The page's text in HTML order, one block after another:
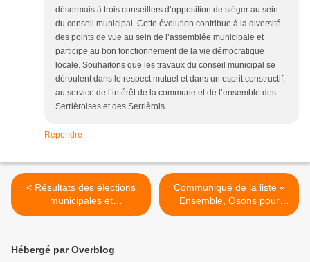
désormais à trois conseillers d’opposition de siéger au sein
du conseil municipal. Cette évolution contribue à la diversité
des points de vue au sein de l’assemblée municipale et
participe au bon fonctionnement de la vie démocratique
locale. Souhaitons que les travaux du conseil municipal se
déroulent dans le respect mutuel et dans un esprit constructif,
au service de l’intérêt de la commune et de l’ensemble des
Serrièroises et des Serrièrois.
Répondre
< Résultats des élections
municipales et
communautaires à
Communiqué de la liste «
Ensemble, Osons pour
Serrières » conduite par
Hébergé par Overblog